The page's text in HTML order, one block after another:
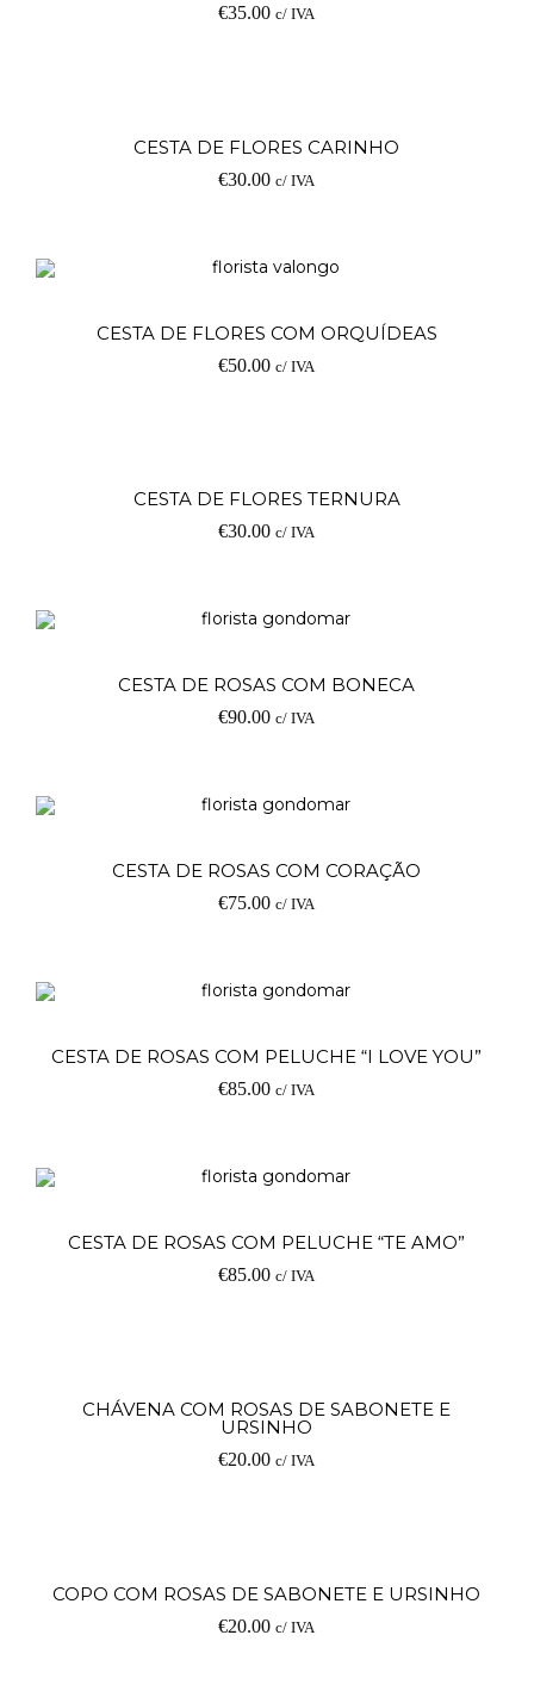
€35.00 c/ IVA
CESTA DE FLORES CARINHO
€30.00 c/ IVA
CESTA DE FLORES COM ORQUÍDEAS
€50.00 c/ IVA
CESTA DE FLORES TERNURA
€30.00 c/ IVA
CESTA DE ROSAS COM BONECA
€90.00 c/ IVA
CESTA DE ROSAS COM CORAÇÃO
€75.00 c/ IVA
CESTA DE ROSAS COM PELUCHE “I LOVE YOU”
€85.00 c/ IVA
CESTA DE ROSAS COM PELUCHE “TE AMO”
€85.00 c/ IVA
CHÁVENA COM ROSAS DE SABONETE E
URSINHO
€20.00 c/ IVA
COPO COM ROSAS DE SABONETE E URSINHO
€20.00 c/ IVA